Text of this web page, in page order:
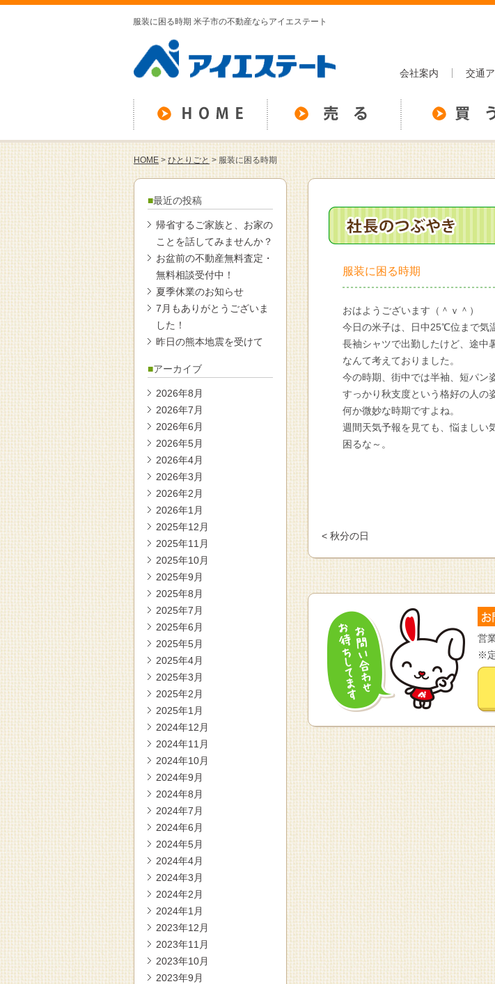
服装に困る時期 米子市の不動産ならアイエステート
会社案内 交通
HOME>ひとりごと >服装に困る時期
服装に困る時期
おはようございます（＾ｖ＾）
今日の米子は、日中25℃位まで気
長袖シャツで出勤したけど、途中
なんて考えておりました。
今の時期、街中では半袖、短パン
すっかり秋支度という格好の人の
何か微妙な時期ですよね。
週間天気予報を見ても、悩ましい
困るな～。
< 秋分の日
営
※
最近の投稿
帰省するご家族と、お家の
ことを話してみませんか？
お盆前の不動産無料査定・
無料相談受付中！
夏季休業のお知らせ
7月もありがとうございま
した！
昨日の熊本地震を受けて
アーカイブ
2026年8月
2026年7月
2026年6月
2026年5月
2026年4月
2026年3月
2026年2月
2026年1月
2025年12月
2025年11月
2025年10月
2025年9月
2025年8月
2025年7月
2025年6月
2025年5月
2025年4月
2025年3月
2025年2月
2025年1月
2024年12月
2024年11月
2024年10月
2024年9月
2024年8月
2024年7月
2024年6月
2024年5月
2024年4月
2024年3月
2024年2月
2024年1月
2023年12月
2023年11月
2023年10月
2023年9月